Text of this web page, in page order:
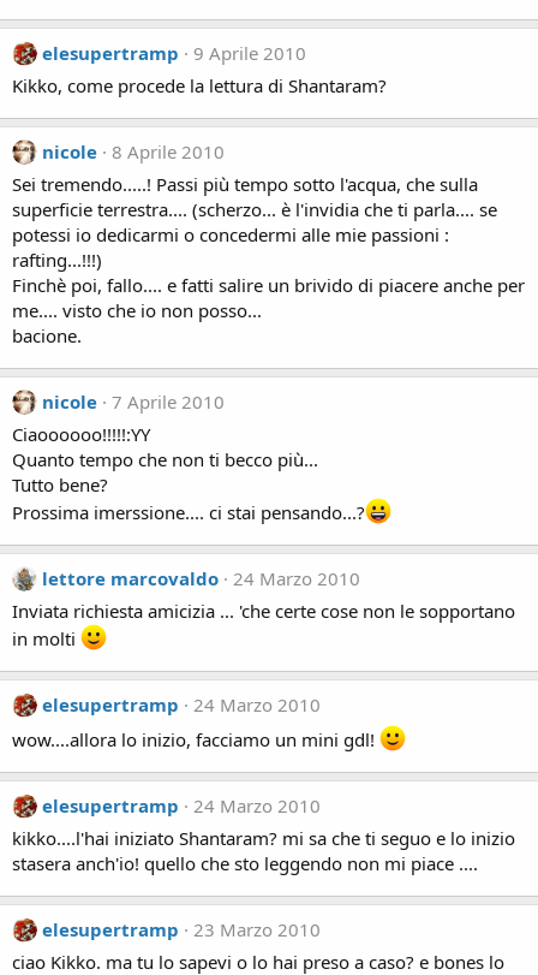
elesupertramp
9 Aprile 2010
Kikko, come procede la lettura di Shantaram?
nicole 8 Aprile 2010
Sei tremendo.....! Passi più tempo sotto l'acqua, che sulla
superficie terrestra.... (scherzo... è l'invidia che ti parla.... se
potessi io dedicarmi o concedermi alle mie passioni :
rafting...!!!)
Finchè poi, fallo.... e fatti salire un brivido di piacere anche per
me.... visto che io non posso...
bacione.
nicole 7 Aprile 2010
Ciaoooooo!!!!!:YY
Quanto tempo che non ti becco più...
Tutto bene?
Prossima imerssione.... ci stai pensando...?
lettore marcovaldo 24 Marzo 2010
Inviata richiesta amicizia ... 'che certe cose non le sopportano
in molti
elesupertramp
24 Marzo 2010
wow....allora lo inizio, facciamo un mini gdl!
elesupertramp
24 Marzo 2010
kikko....l'hai iniziato Shantaram? mi sa che ti seguo e lo inizio
stasera anch'io! quello che sto leggendo non mi piace ....
elesupertramp
23 Marzo 2010
ciao Kikko. ma tu lo sapevi o lo hai preso a caso? e bones lo